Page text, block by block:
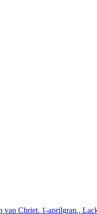
Chriet. 1-aprilgrap.,